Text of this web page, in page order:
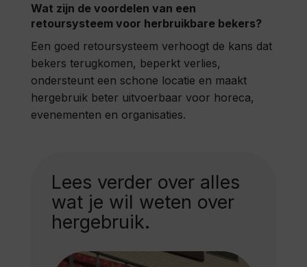
Wat zijn de voordelen van een
retoursysteem voor herbruikbare bekers?
Een goed retoursysteem verhoogt de kans dat
bekers terugkomen, beperkt verlies,
ondersteunt een schone locatie en maakt
hergebruik beter uitvoerbaar voor horeca,
evenementen en organisaties.
Lees verder over alles
wat je wil weten over
hergebruik.